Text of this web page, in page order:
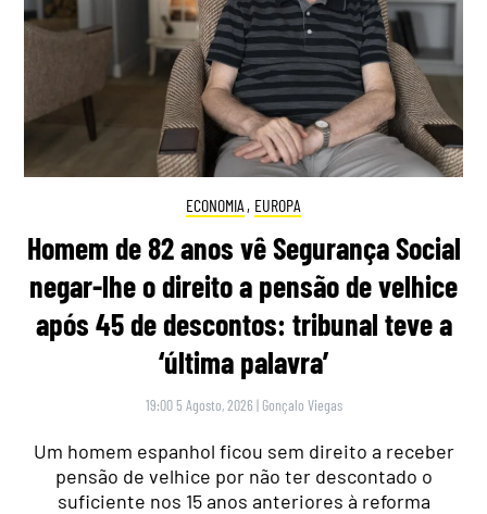
ECONOMIA , EUROPA
Homem de 82 anos vê Segurança Social
negar-lhe o direito a pensão de velhice
após 45 de descontos: tribunal teve a
‘última palavra’
19:00 5 Agosto, 2026 | Gonçalo Viegas
Um homem espanhol ficou sem direito a receber
pensão de velhice por não ter descontado o
suficiente nos 15 anos anteriores à reforma